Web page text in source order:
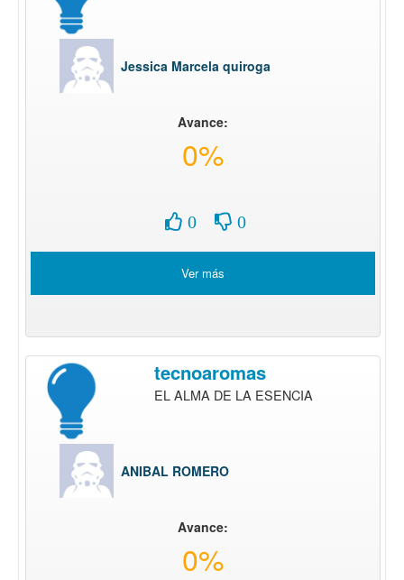
Jessica Marcela quiroga
Avance:
0%
0 0
Ver más
tecnoaromas
EL ALMA DE LA ESENCIA
ANIBAL ROMERO
Avance:
0%